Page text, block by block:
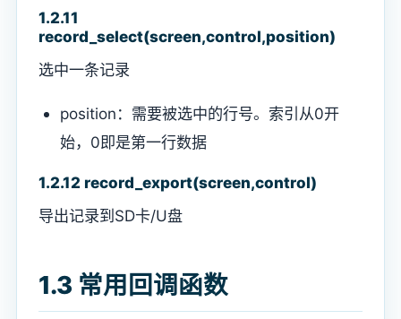
1.2.11
record_select(screen,control,position)
选中一条记录
position：需要被选中的行号。索引从0开
始，0即是第一行数据
1.2.12 record_export(screen,control)
导出记录到SD卡/U盘
1.3 常用回调函数